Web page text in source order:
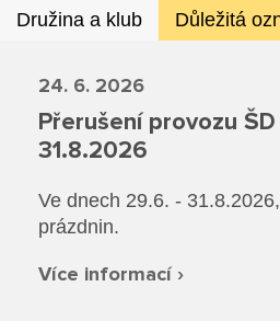
Družina a klub Důležitá
24. 6. 2026
Přerušení provozu
31.8.2026
Ve dnech 29.6. -
prázdnin.
Více informací ›